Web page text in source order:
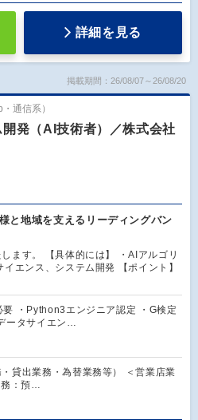
詳細を見る
掲載期間：26/08/07～26/08/20
通信系）
発（AI技術者）／株式会社
と地域を支えるリーディングバン
ます。 【具体的には】 ・AIアルゴリ
エンス、システム開発 【ポイント】
要 ・Python3エンジニア認定 ・G検定
ータサイエン…
貸出業務・為替業務等） ＜営業店業
務：預…